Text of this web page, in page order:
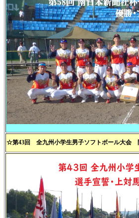
☆第43回 全九州小学生男子ソフトボール大